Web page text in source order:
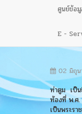
ศูนย์ข้อมู
E -
02 มิถุ
ท่าตูม เป็
ท้องที่ พ.ศ.
เป็นพระร